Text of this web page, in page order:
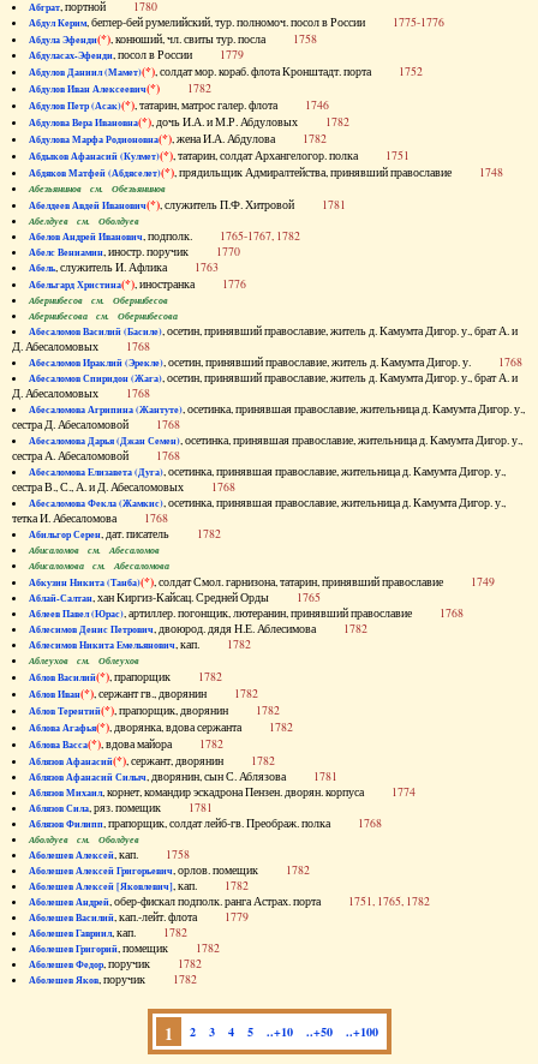
Абграт, портной 1780
Абдул Керим, беглер-бей румелийский, тур. полномоч. посол в России 1775-1776
Абдула Эфенди(*), конюший, чл. свиты тур. посла 1758
Абдуласах-Эфенди, посол в России 1779
Абдулов Даниил (Мамет)(*), солдат мор. кораб. флота Кронштадт. порта 1752
Абдулов Иван Алексеевич(*) 1782
Абдулов Петр (Асак)(*), татарин, матрос галер. флота 1746
Абдулова Вера Ивановна(*), дочь И.А. и М.Р. Абдуловых 1782
Абдулова Марфа Родионовна(*), жена И.А. Абдулова 1782
Абдыков Афанасий (Кулмет)(*), татарин, солдат Архангелогор. полка 1751
Абдяков Матфей (Абдяселет)(*), прядильщик Адмиралтейства, принявший православие 1748
Абезьянинов см. Обезьянинов
Абелдеев Авдей Иванович(*), служитель П.Ф. Хитровой 1781
Абелдуев см. Оболдуев
Абелов Андрей Иванович, подполк. 1765-1767, 1782
Абелс Вениамин, иностр. поручик 1770
Абель, служитель И. Афлика 1763
Абельгард Христина(*), иностранка 1776
Абернибесов см. Обернибесов
Абернибесова см. Обернибесова
Абесаломов Василий (Басиле), осетин, принявший православие, житель д. Камумта Дигор. у., брат А. и
Д. Абесаломовых 1768
Абесаломов Ираклий (Эрекле), осетин, принявший православие, житель д. Камумта Дигор. у. 1768
Абесаломов Спиридон (Жага), осетин, принявший православие, житель д. Камумта Дигор. у., брат А. и
Д. Абесаломовых 1768
Абесаломова Агрипина (Жантуте), осетинка, принявшая православие, жительница д. Камумта Дигор. у.,
сестра Д. Абесаломовой 1768
Абесаломова Дарья (Джан Семен), осетинка, принявшая православие, жительница д. Камумта Дигор. у.,
сестра А. Абесаломовой 1768
Абесаломова Елизавета (Дуга), осетинка, принявшая православие, жительница д. Камумта Дигор. у.,
сестра В., С., А. и Д. Абесаломовых 1768
Абесаломова Фекла (Жамкис), осетинка, принявшая православие, жительница д. Камумта Дигор. у.,
тетка И. Абесаломова 1768
Абильгор Серен, дат. писатель 1782
Абисаломов см. Абесаломов
Абисаломова см. Абесаломова
Абкузин Никита (Танба)(*), солдат Смол. гарнизона, татарин, принявший православие 1749
Аблай-Салтан, хан Киргиз-Кайсац. Средней Орды 1765
Аблеев Павел (Юрас), артиллер. погонщик, лютеранин, принявший православие 1768
Аблесимов Денис Петрович, двоюрод. дядя Н.Е. Аблесимова 1782
Аблесимов Никита Емельянович, кап. 1782
Аблеухов см. Облеухов
Аблов Василий(*), прапорщик 1782
Аблов Иван(*), сержант гв., дворянин 1782
Аблов Терентий(*), прапорщик, дворянин 1782
Аблова Агафья(*), дворянка, вдова сержанта 1782
Аблова Васса(*), вдова майора 1782
Аблязов Афанасий(*), сержант, дворянин 1782
Аблязов Афанасий Силыч, дворянин, сын С. Аблязова 1781
Аблязов Михаил, корнет, командир эскадрона Пензен. дворян. корпуса 1774
Аблязов Сила, ряз. помещик 1781
Аблязов Филипп, прапорщик, солдат лейб-гв. Преображ. полка 1768
Аболдуев см. Оболдуев
Аболешев Алексей, кап. 1758
Аболешев Алексей Григорьевич, орлов. помещик 1782
Аболешев Алексей [Яковлевич], кап. 1782
Аболешев Андрей, обер-фискал подполк. ранга Астрах. порта 1751, 1765, 1782
Аболешев Василий, кап.-лейт. флота 1779
Аболешев Гавриил, кап. 1782
Аболешев Григорий, помещик 1782
Аболешев Федор, поручик 1782
Аболешев Яков, поручик 1782
1 2 3 4 5 ..+10 ..+50 ..+100